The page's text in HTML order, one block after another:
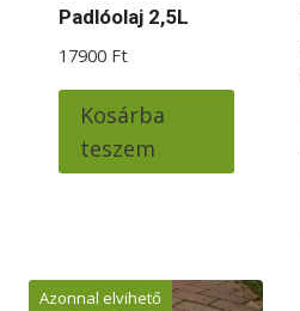
Padlóolaj 2,5L
17900 Ft
Kosárba
teszem
Azonnal elvihető